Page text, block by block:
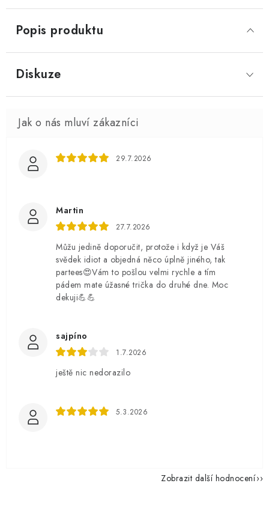
Popis produktu
Diskuze
29.7.2026
Martin
27.7.2026
Můžu jedině doporučit, protože i když je Váš
svědek idiot a objedná něco úplně jiného, tak
partees😍Vám to pošlou velmi rychle a tím
pádem mate úžasné trička do druhé dne. Moc
dekuji💪💪
sajpíno
1.7.2026
ještě nic nedorazilo
5.3.2026
Zobrazit další hodnocení